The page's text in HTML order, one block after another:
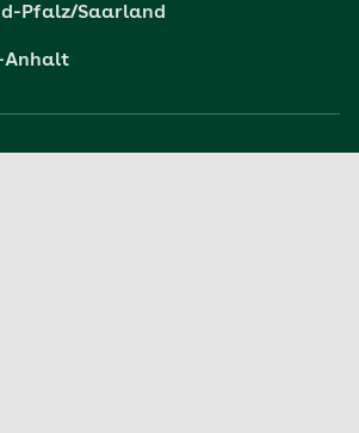
Pfalz/Saarland
Anhalt